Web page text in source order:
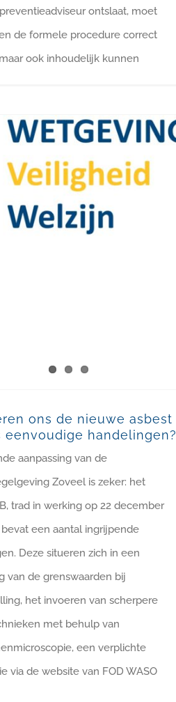
ontslaat, moet
de formele procedure correct
ook inhoudelijk kunnen
ons de nieuwe asbest
eenvoudige handelingen?
aanpassing van de
Zoveel is zeker: het
trad in werking op 22 december
een aantal ingrijpende
Deze situeren zich in een
van de grenswaarden bij
het invoeren van scherpere
met behulp van
een verplichte
via de website van FOD WASO